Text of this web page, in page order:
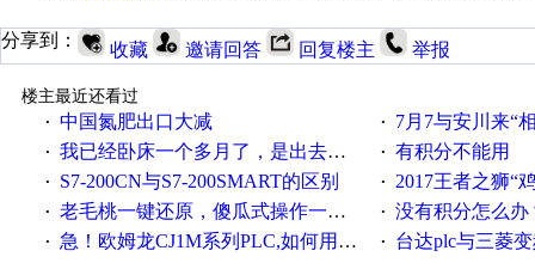
分享到： 收藏 邀请回答 回复楼主 举报
楼主最近还看过
· 中国氮肥出口大减 · 7月7与安川来“
· 我已经卧床一个多月了，是出去安装机械手在高速遭遇车祸所致:大家工作都要特别注意啊 · 有积分不能用
· S7-200CN与S7-200SMART的区别 · 2017王者之狮“鸡”情签到
· 老毛桃一键还原，傻瓜式操作一键轻松备份还原；程序为向导式安装，一键即可实现自动备份或还原系统。 · 没有积分怎么办
· 急！欧姆龙CJ1M系列PLC,如何用时间控制变频器。要求时间在组态王中可以自由输入！拜托各位大神了！ · 台达plc与三菱